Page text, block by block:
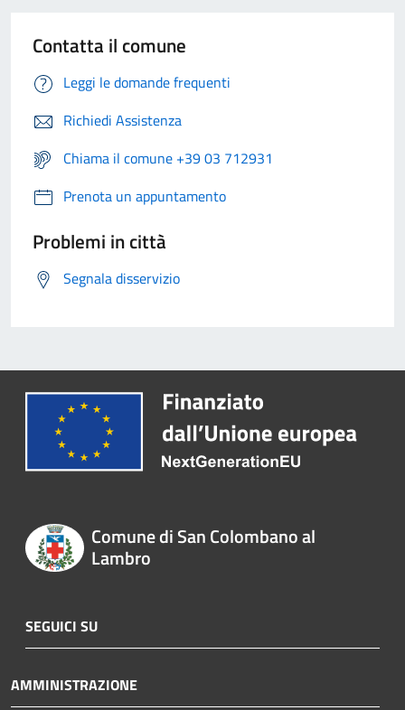
Contatta il comune
Leggi le domande frequenti
Richiedi Assistenza
Chiama il comune +39 03 712931
Prenota un appuntamento
Problemi in città
Segnala disservizio
Comune di San Colombano al
Lambro
SEGUICI SU
AMMINISTRAZIONE